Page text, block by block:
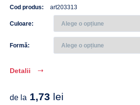
Cod produs: art203313
Culoare
Formă
Detalii
de la 1,73 lei